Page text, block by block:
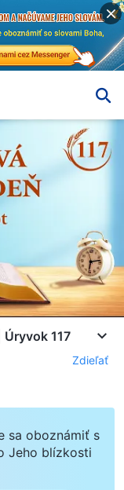
117
Zdieľať
sa oboznámiť s
Jeho blízkosti